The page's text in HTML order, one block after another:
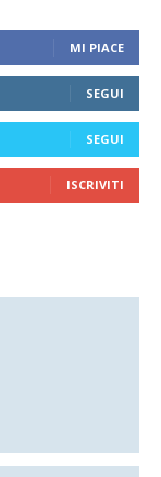
MI PIACE
SEGUI
SEGUI
ISCRIVITI